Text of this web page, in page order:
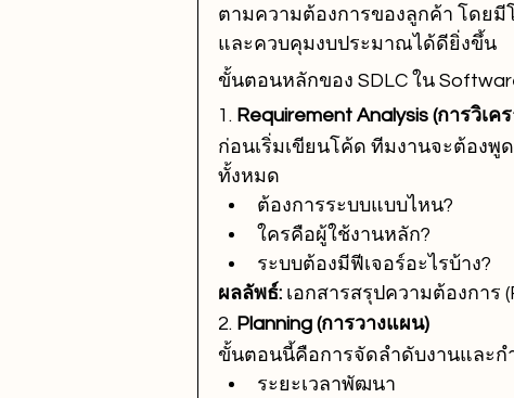
ตามความต้องการของลูกค้า โดย
และควบคุมงบประมาณได้ดียิ่งขึ้น
ขั้นตอนหลักของ SDLC ใน
1. Requirement Analysis (การวิเ
ก่อนเริ่มเขียนโค้ด ทีมงานจะต้องพู
ทั้งหมด
ต้องการระบบแบบไหน?
ใครคือผู้ใช้งานหลัก?
ระบบต้องมีฟีเจอร์อะไรบ้าง?
ผลลัพธ์: เอกสารสรุปความต้องการ
2. Planning (การวางแผน)
ขั้นตอนนี้คือการจัดลำดับงานและก
ระยะเวลาพัฒนา